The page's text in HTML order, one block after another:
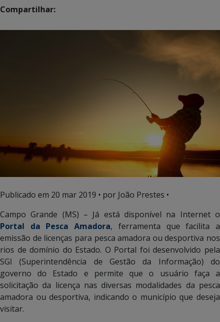
Compartilhar:
Publicado em 20 mar 2019 • por João Prestes •
Campo Grande (MS) – Já está disponível na Internet o
Portal da Pesca Amadora, ferramenta que facilita a
emissão de licenças para pesca amadora ou desportiva nos
rios de domínio do Estado. O Portal foi desenvolvido pela
SGI (Superintendência de Gestão da Informação) do
governo do Estado e permite que o usuário faça a
solicitação da licença nas diversas modalidades da pesca
amadora ou desportiva, indicando o município que deseja
visitar.